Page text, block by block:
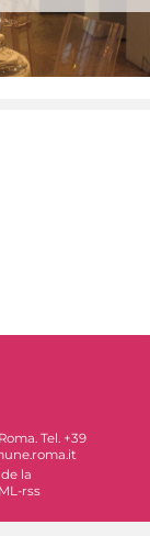
Tel. +39
la
rss